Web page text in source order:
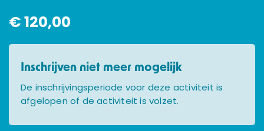
€ 120,00
Inschrijven niet meer mogelijk
De inschrijvingsperiode voor deze activiteit is
afgelopen of de activiteit is volzet.